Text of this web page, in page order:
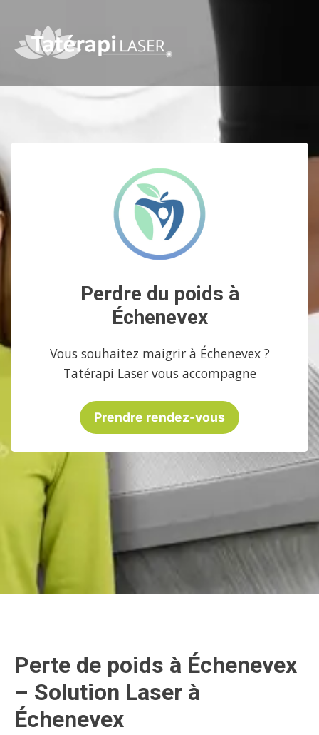
Perdre du poids à
Échenevex
Vous souhaitez maigrir à Échenevex ?
Tatérapi Laser vous accompagne
Prendre rendez-vous
Perte de poids à Échenevex
– Solution Laser à
Échenevex